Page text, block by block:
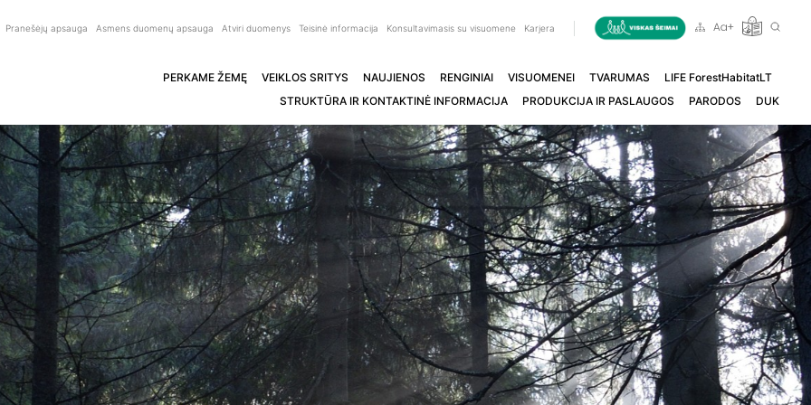
Pranešėjų apsauga Asmens duomenų apsauga Atviri duomenys Teisinė informacija Konsultavimasis su visuomene Karjera
PERKAME ŽEMĘ VEIKLOS SRITYS NAUJIENOS RENGINIAI VISUOMENEI TVARUMAS
LIFE ForestHabitatLT
STRUKTŪRA IR KONTAKTINĖ INFORMACIJA
PRODUKCIJA IR PASLAUGOS PARODOS DUK